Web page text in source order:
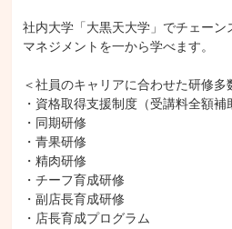
社内大学「大黒天大学」でチェーン
マネジメントを一から学べます。
＜社員のキャリアに合わせた研修多
・資格取得支援制度（受講料全額補
・同期研修
・青果研修
・精肉研修
・チーフ育成研修
・副店長育成研修
・店長育成プログラム